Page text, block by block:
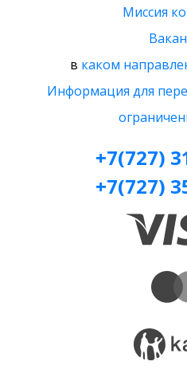
Миссия
в каком
Информация для
+7(727)
+7(727)